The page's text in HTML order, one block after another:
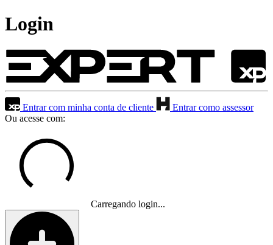
Login
Entrar com minha conta de cliente
Entrar como assessor
Ou acesse com:
Carregando login...